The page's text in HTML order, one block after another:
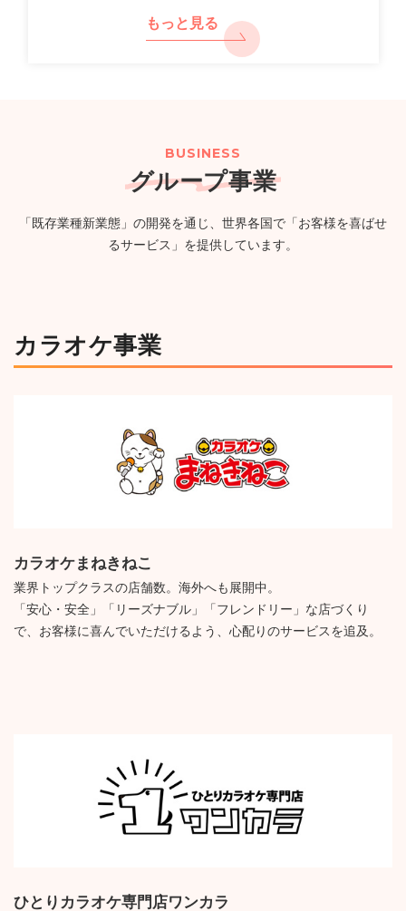
ニュースリリース
【カラオケまねきねこ 古川台町店】7月30日 17:00 グラ
ンドオープン!おかしバーを宮城・大崎市初導入!来店する
もっと見る
BUSINESS
グループ事業
「既存業種新業態」の開発を通じ、世界各国で「お客様を喜ばせ
るサービス」を提供しています。
カラオケ事業
カラオケまねきねこ
業界トップクラスの店舗数。海外へも展開中。
「安心・安全」「リーズナブル」「フレンドリー」な店づくり
で、お客様に喜んでいただけるよう、心配りのサービスを追及。
ひとりカラオケ専門店ワンカラ